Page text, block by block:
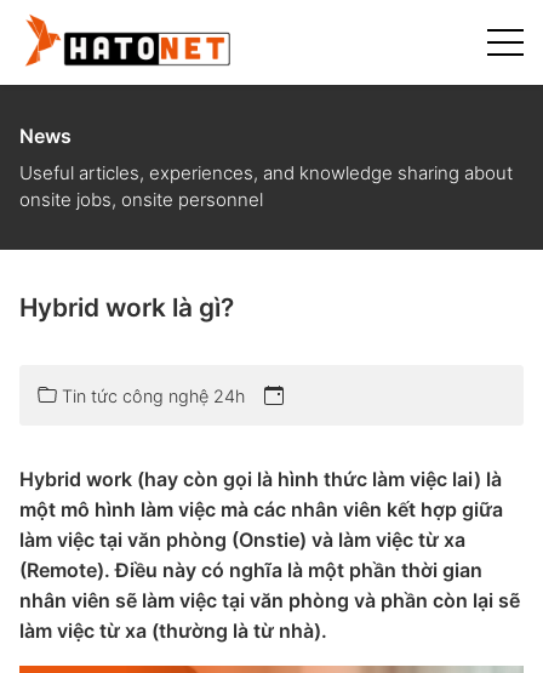
News
Useful articles, experiences, and knowledge sharing about
onsite jobs, onsite personnel
Hybrid work là gì?
Tin tức công nghệ 24h
Hybrid work (hay còn gọi là hình thức làm việc lai) là
một mô hình làm việc mà các nhân viên kết hợp giữa
làm việc tại văn phòng (Onstie) và làm việc từ xa
(Remote). Điều này có nghĩa là một phần thời gian
nhân viên sẽ làm việc tại văn phòng và phần còn lại sẽ
làm việc từ xa (thường là từ nhà).